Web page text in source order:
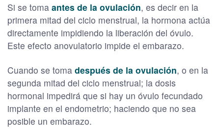
Si se toma antes de la ovulación, es decir en la
primera mitad del ciclo menstrual, la hormona actúa
directamente impidiendo la liberación del óvulo.
Este efecto anovulatorio impide el embarazo.
Cuando se toma después de la ovulación, o en la
segunda mitad del ciclo menstrual; la dosis
hormonal impedirá que si hay un óvulo fecundado
implante en el endometrio; haciendo que no sea
posible un embarazo.